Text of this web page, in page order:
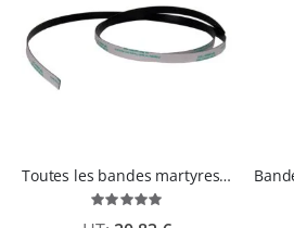
Toutes les bandes martyres en téflon pour plotter Graphtec
Évaluation: